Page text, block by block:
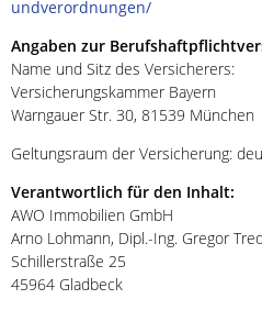
undverordnungen/
Angaben zur
Name und Sitz des Versicherers:
Versicherungskammer Bayern
Warngauer Str. 30, 81539 München
Geltungsraum der Versicherung:
Verantwortlich für den Inhalt:
AWO Immobilien GmbH
Arno Lohmann, Dipl.-Ing. Gregor
Schillerstraße 25
45964 Gladbeck